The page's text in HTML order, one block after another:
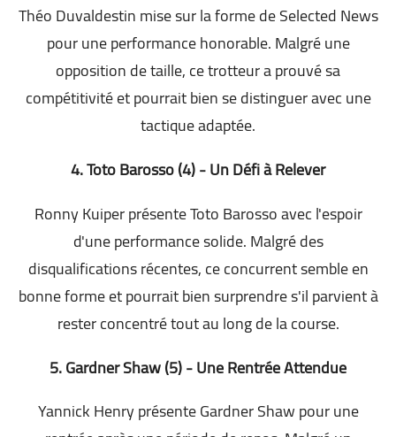
Théo Duvaldestin mise sur la forme de Selected News
pour une performance honorable. Malgré une
opposition de taille, ce trotteur a prouvé sa
compétitivité et pourrait bien se distinguer avec une
tactique adaptée.
4. Toto Barosso (4) - Un Défi à Relever
Ronny Kuiper présente Toto Barosso avec l'espoir
d'une performance solide. Malgré des
disqualifications récentes, ce concurrent semble en
bonne forme et pourrait bien surprendre s'il parvient à
rester concentré tout au long de la course.
5. Gardner Shaw (5) - Une Rentrée Attendue
Yannick Henry présente Gardner Shaw pour une